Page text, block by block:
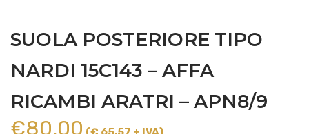
SUOLA POSTERIORE TIPO
NARDI 15C143 – AFFA
RICAMBI ARATRI – APN8/9
€80,00